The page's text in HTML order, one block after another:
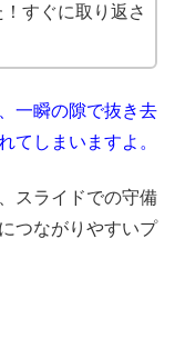
すぐに取り返さ
一瞬の隙で抜き去
てしまいますよ。
スライドでの守備
つながりやすいプ